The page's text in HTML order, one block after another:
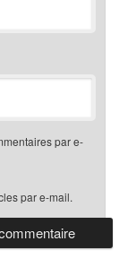
par e-
par e-mail.